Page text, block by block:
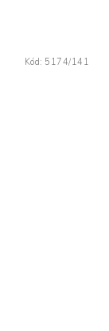
Kód: 5174/141